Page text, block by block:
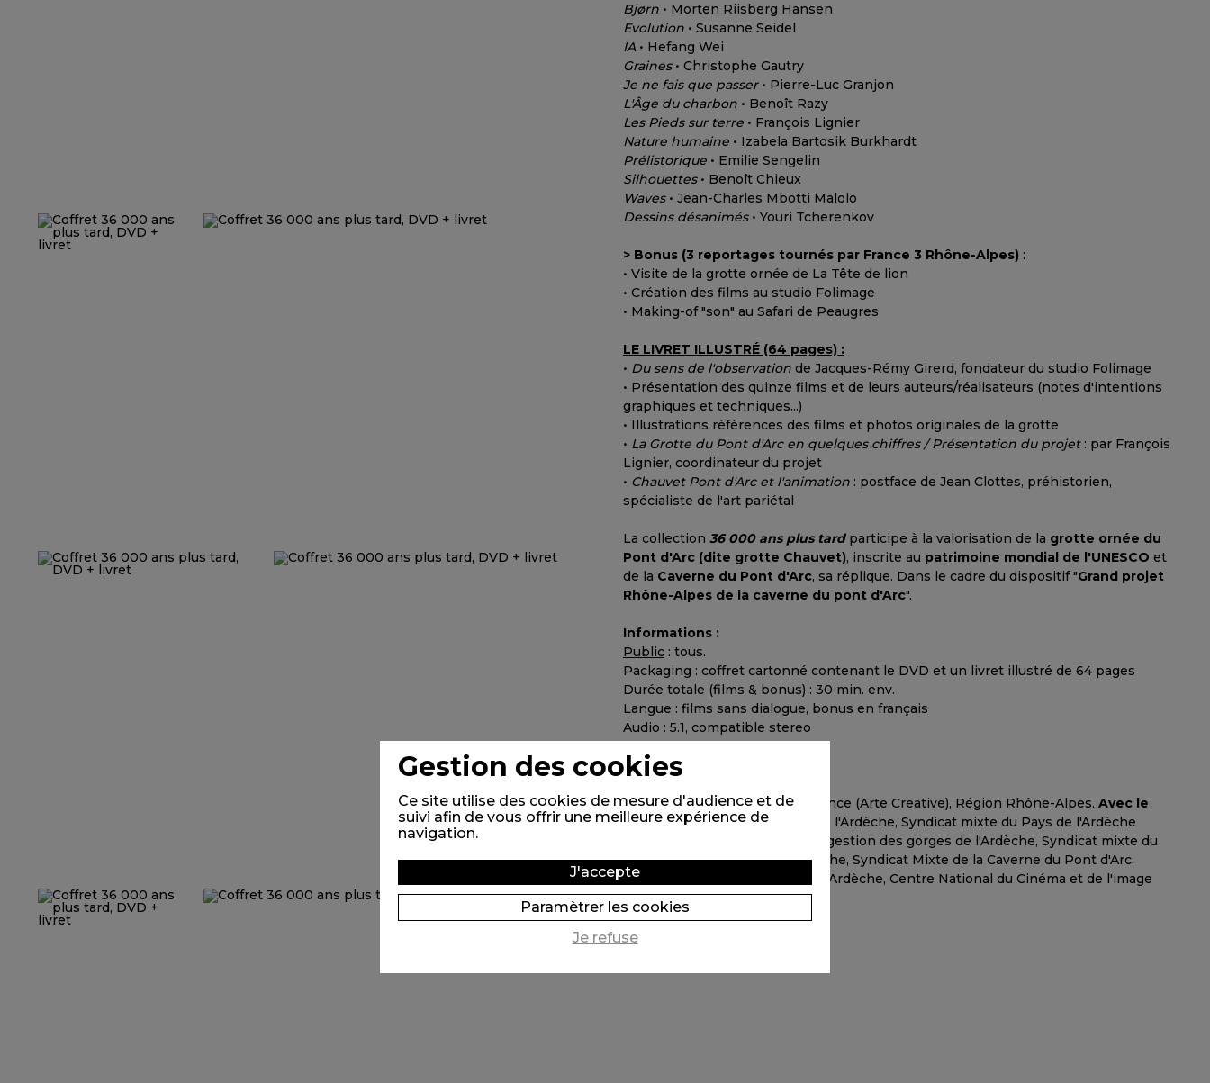
Bjørn • Morten Riisberg Hansen
Evolution • Susanne Seidel
ÏA • Hefang Wei
Graines• Christophe Gautry
Je ne fais que passer• Pierre-Luc Granjon
L'Âge du charbon • Benoît Razy
Les Pieds sur terre • François Lignier
Nature humaine • Izabela Bartosik Burkhardt
Prélistorique • Emilie Sengelin
Silhouettes• Benoît Chieux
Waves• Jean-Charles Mbotti Malolo
Dessins désanimés• Youri Tcherenkov
> Bonus (3 reportages tournés par France 3 Rhône-Alpes) :
• Visite de la grotte ornée de La Tête de lion
• Création des films au studio Folimage
• Making-of "son" au Safari de Peaugres
LE LIVRET ILLUSTRÉ (64 pages) :
• Du sens de l'observation de Jacques-Rémy Girerd, fondateur du studio Folimage
• Présentation des quinze films et de leurs auteurs/réalisateurs (notes d'intentions
graphiques et techniques...)
• Illustrations références des films et photos originales de la grotte
• La Grotte du Pont d'Arc en quelques chiffres / Présentation du projet: par François
Lignier, coordinateur du projet
• Chauvet Pont d'Arc et l'animation : postface de Jean Clottes, préhistorien,
spécialiste de l'art pariétal
La collection 36 000 ans plus tardparticipe à la valorisation de la grotte ornée du
Pont d'Arc (dite grotte Chauvet), inscrite au patrimoine mondial de l'UNESCO et
de la Caverne du Pont d'Arc, sa réplique. Dans le cadre du dispositif "Grand projet
Rhône-Alpes de la caverne du pont d'Arc".
Informations :
Public : tous.
Packaging : coffret cartonné contenant le DVD et un livret illustré de 64 pages
Durée totale (films & bonus) : 30 min. env.
Langue : films sans dialogue, bonus en français
Audio : 5.1, compatible stereo
DVD PAL, toutes zones.
Production: Folimage, Arte France (Arte Creative), Région Rhône-Alpes. Avec le
soutien de :Conseil Général de l'Ardèche, Syndicat mixte du Pays de l'Ardèche
Méridionale, Syndicat mixte de gestion des gorges de l'Ardèche, Syndicat mixte du
Parc Naturel des Monts d'Ardèche, Syndicat Mixte de la Caverne du Pont d'Arc,
Caisse d'Épargne Loire-Drôme-Ardèche, Centre National du Cinéma et de l'image
animée.
Gestion des cookies
Ce site utilise des cookies de mesure d'audience et de
suivi afin de vous offrir une meilleure expérience de
navigation.
J'accepte
Paramètrer les cookies
Je refuse